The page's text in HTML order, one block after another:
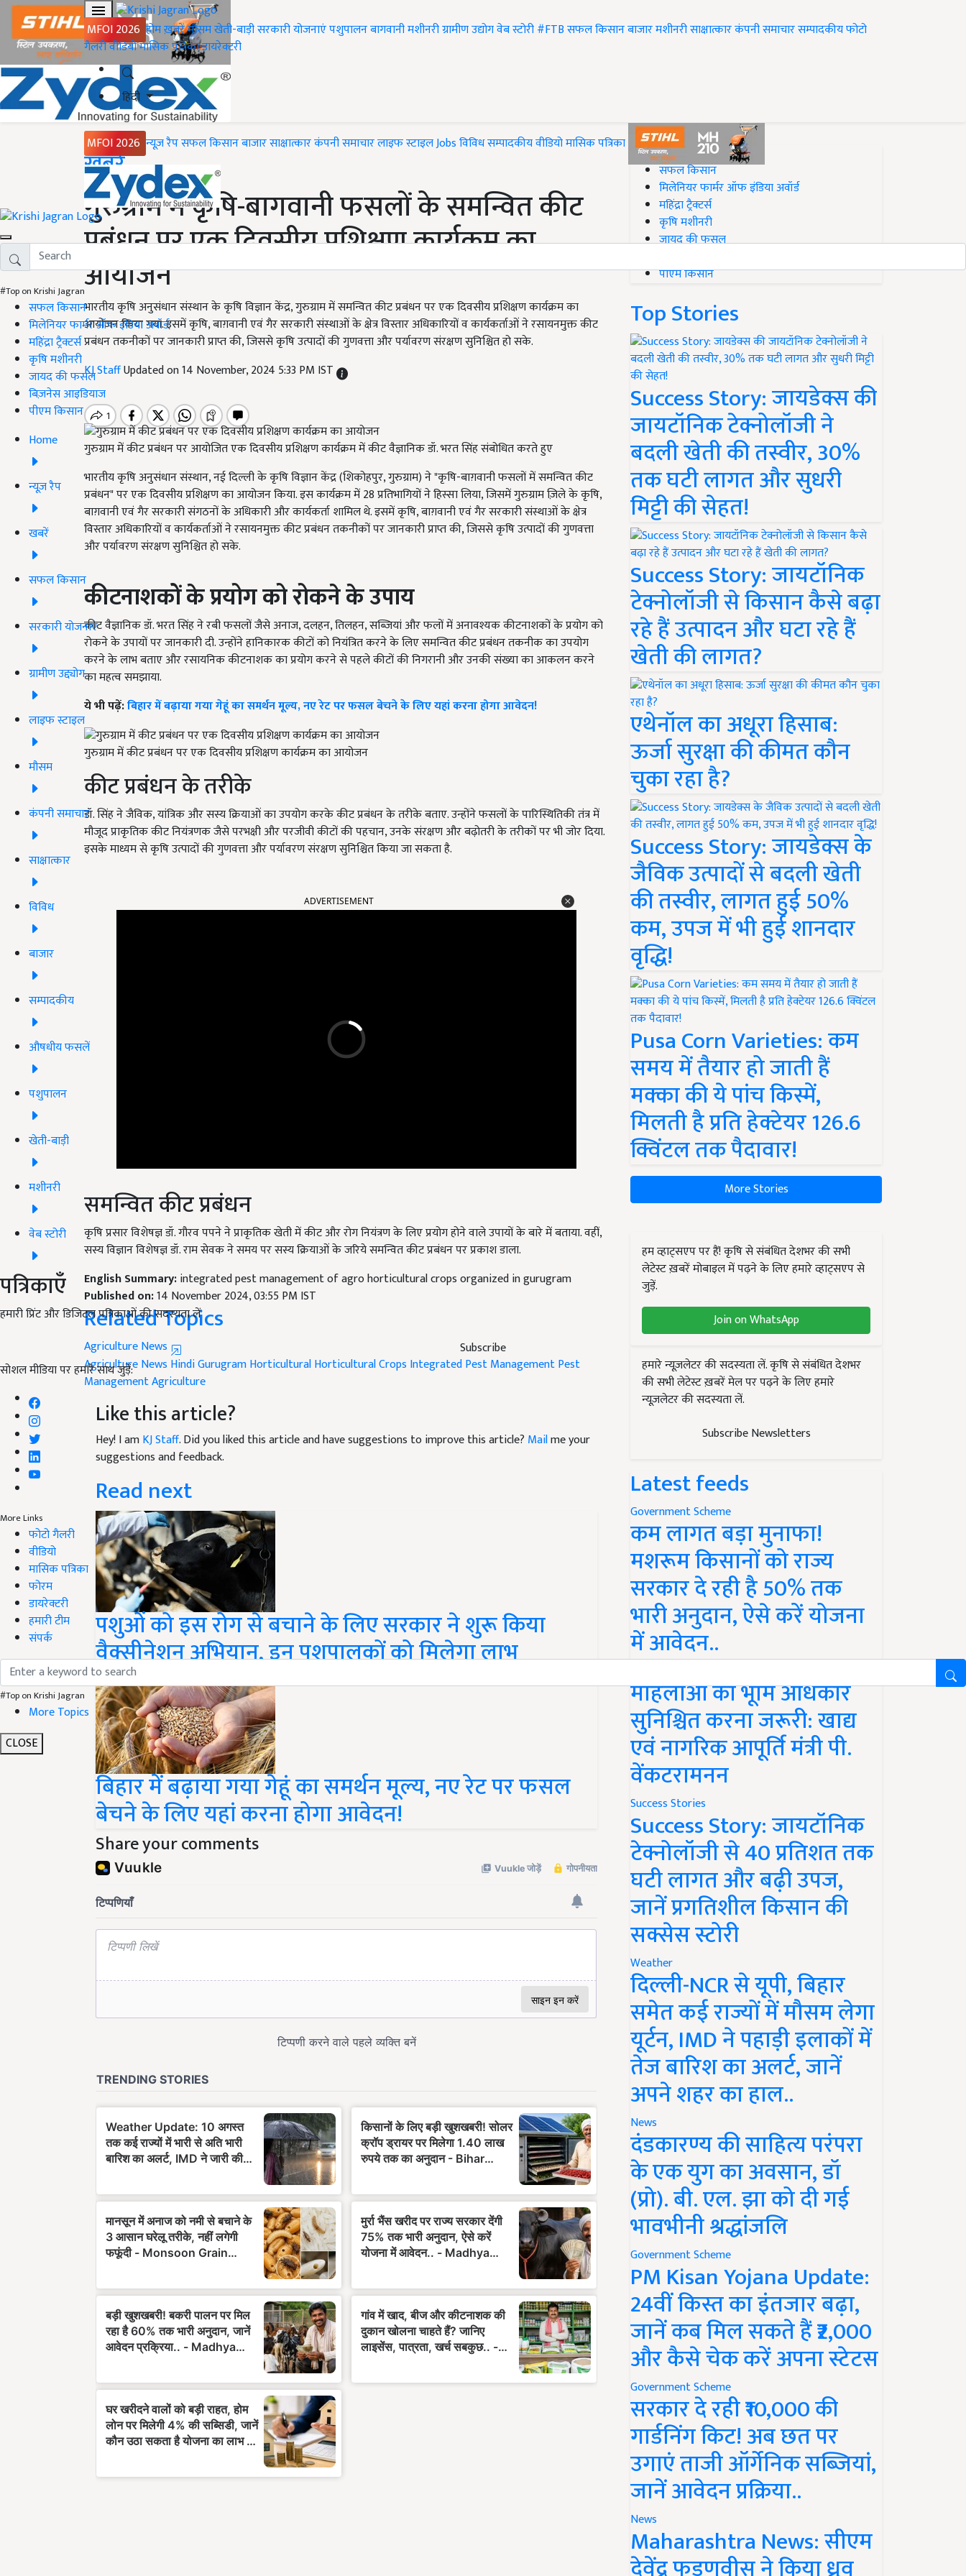
MFOI 2026 होमख़बरेंमौसमखेती-बाड़ीसरकारी योजनाएंपशुपालनबागवानीमशीनरीग्रामीण उद्योगवेब स्टोरी#FTBसफल किसानबाजारमशीनरीसाक्षात्कारकंपनी समाचारसम्पादकीयफोटो
गैलरीवीडियोमासिक पत्रिकाडायरेक्टरी
हिंदी
MFOI 2026 न्यूज़ रैपसफल किसानबाजारसाक्षात्कारकंपनी समाचारलाइफ स्टाइलJobsविविधसम्पादकीयवीडियोमासिक पत्रिका
#Top on Krishi Jagran
सफल किसान
मिलेनियर फार्मर ऑफ इंडिया अवॉर्ड
महिंद्रा ट्रैक्टर्स
कृषि मशीनरी
जायद की फसल
बिज़नेस आइडियाज
पीएम किसान
Home
न्यूज़ रैप
खबरें
सफल किसान
सरकारी योजनाएं
ग्रामीण उद्द्योग
लाइफ स्टाइल
मौसम
कंपनी समाचार
साक्षात्कार
विविध
बाजार
सम्पादकीय
औषधीय फसलें
पशुपालन
खेती-बाड़ी
मशीनरी
वेब स्टोरी
पत्रिकाएँ
हमारी प्रिंट और डिजिटल पत्रिकाओं की सदस्यता लें
Subscribe
सोशल मीडिया पर हमारे साथ जुड़ें:
More Links
फोटो गैलरी
वीडियो
मासिक पत्रिका
फोरम
डायरेक्टरी
हमारी टीम
संपर्क
#Top on Krishi Jagran
More Topics
CLOSE
Home
ख़बरें
गुरुग्राम में कृषि-बागवानी फसलों के समन्वित कीट
प्रबंधन पर एक दिवसीय प्रशिक्षण कार्यक्रम का
आयोजन
भारतीय कृषि अनुसंधान संस्थान के कृषि विज्ञान केंद्र, गुरुग्राम में समन्वित कीट प्रबंधन पर एक दिवसीय प्रशिक्षण कार्यक्रम का
आयोजन किया गया. इसमें कृषि, बाग़वानी एवं गैर सरकारी संस्थाओं के क्षेत्र विस्तार अधिकारियों व कार्यकर्ताओं ने रसायनमुक्त कीट
प्रबंधन तकनीकों पर जानकारी प्राप्त की, जिससे कृषि उत्पादों की गुणवत्ता और पर्यावरण संरक्षण सुनिश्चित हो सके.
KJ StaffUpdated on 14 November, 2024 5:33 PM IST
गुरुग्राम में कीट प्रबंधन पर आयोजित एक दिवसीय प्रशिक्षण कार्यक्रम में कीट वैज्ञानिक डॉ. भरत सिंह संबोधित करते हुए
भारतीय कृषि अनुसंधान संस्थान, नई दिल्ली के कृषि विज्ञान केंद्र (शिकोहपुर, गुरुग्राम) ने "कृषि-बाग़वानी फसलों में समन्वित कीट
प्रबंधन" पर एक दिवसीय प्रशिक्षण का आयोजन किया. इस कार्यक्रम में 28 प्रतिभागियों ने हिस्सा लिया, जिसमें गुरुग्राम ज़िले के कृषि,
बाग़वानी एवं गैर सरकारी संगठनों के अधिकारी और कार्यकर्ता शामिल थे. इसमें कृषि, बाग़वानी एवं गैर सरकारी संस्थाओं के क्षेत्र
विस्तार अधिकारियों व कार्यकर्ताओं ने रसायनमुक्त कीट प्रबंधन तकनीकों पर जानकारी प्राप्त की, जिससे कृषि उत्पादों की गुणवत्ता
और पर्यावरण संरक्षण सुनिश्चित हो सके.
कीटनाशकों के प्रयोग को रोकने के उपाय
कीट वैज्ञानिक डॉ. भरत सिंह ने रबी फसलों जैसे अनाज, दलहन, तिलहन, सब्ज़ियां और फलों में अनावश्यक कीटनाशकों के प्रयोग को
रोकने के उपायों पर जानकारी दी. उन्होंने हानिकारक कीटों को नियंत्रित करने के लिए समन्वित कीट प्रबंधन तकनीक का उपयोग
करने के लाभ बताए और रसायनिक कीटनाशक का प्रयोग करने से पहले कीटों की निगरानी और उनकी संख्या का आकलन करने
का महत्व समझाया.
ये भी पढ़ें:बिहार में बढ़ाया गया गेहूं का समर्थन मूल्य, नए रेट पर फसल बेचने के लिए यहां करना होगा आवेदन!
गुरुग्राम में कीट प्रबंधन पर एक दिवसीय प्रशिक्षण कार्यक्रम का आयोजन
कीट प्रबंधन के तरीके
डॉ. सिंह ने जैविक, यांत्रिक और सस्य क्रियाओं का उपयोग करके कीट प्रबंधन के तरीके बताए. उन्होंने फसलों के पारिस्थितिकी तंत्र में
मौजूद प्राकृतिक कीट नियंत्रणक जैसे परभक्षी और परजीवी कीटों की पहचान, उनके संरक्षण और बढ़ोतरी के तरीकों पर भी जोर दिया.
इसके माध्यम से कृषि उत्पादों की गुणवत्ता और पर्यावरण संरक्षण सुनिश्चित किया जा सकता है.
ADVERTISEMENT
समन्वित कीट प्रबंधन
कृषि प्रसार विशेषज्ञ डॉ. गौरव पपने ने प्राकृतिक खेती में कीट और रोग नियंत्रण के लिए प्रयोग होने वाले उपायों के बारे में बताया. वहीं,
सस्य विज्ञान विशेषज्ञ डॉ. राम सेवक ने समय पर सस्य क्रियाओं के जरिये समन्वित कीट प्रबंधन पर प्रकाश डाला.
English Summary:integrated pest management of agro horticultural crops organized in gurugram
Published on:14 November 2024, 03:55 PM IST
Related Topics
Agriculture News
Agriculture News HindiGurugramHorticulturalHorticultural Crops Integrated Pest ManagementPest
ManagementAgriculture
Like this article?
Hey! I amKJ Staff. Did you liked this article and have suggestions to improve this article? Mailme your
suggestions and feedback.
Read next
पशुओं को इस रोग से बचाने के लिए सरकार ने शुरू किया
वैक्सीनेशन अभियान, इन पशुपालकों को मिलेगा लाभ
बिहार में बढ़ाया गया गेहूं का समर्थन मूल्य, नए रेट पर फसल
बेचने के लिए यहां करना होगा आवेदन!
Share your comments
#Top on Krishi Jagran
सफल किसान
मिलेनियर फार्मर ऑफ इंडिया अवॉर्ड
महिंद्रा ट्रैक्टर्स
कृषि मशीनरी
जायद की फसल
पीएम किसान
Top Stories
Success Story: जायडेक्स की
जायटॉनिक टेक्नोलॉजी ने
बदली खेती की तस्वीर, 30%
तक घटी लागत और सुधरी
मिट्टी की सेहत!
Success Story: जायटॉनिक
टेक्नोलॉजी से किसान कैसे बढ़ा
रहे हैं उत्पादन और घटा रहे हैं
खेती की लागत?
एथेनॉल का अधूरा हिसाब:
ऊर्जा सुरक्षा की कीमत कौन
चुका रहा है?
Success Story: जायडेक्स के
जैविक उत्पादों से बदली खेती
की तस्वीर, लागत हुई 50%
कम, उपज में भी हुई शानदार
वृद्धि!
Pusa Corn Varieties: कम
समय में तैयार हो जाती हैं
मक्का की ये पांच किस्में,
मिलती है प्रति हेक्टेयर 126.6
क्विंटल तक पैदावार!
More Stories
हम व्हाट्सएप पर हैं! कृषि से संबंधित देशभर की सभी
लेटेस्ट ख़बरें मोबाइल में पढ़ने के लिए हमारे व्हाट्सएप से
जुड़ें.
Join on WhatsApp
हमारे न्यूज़लेटर की सदस्यता लें. कृषि से संबंधित देशभर
की सभी लेटेस्ट ख़बरें मेल पर पढ़ने के लिए हमारे
न्यूज़लेटर की सदस्यता लें.
Subscribe Newsletters
Latest feeds
Government Scheme
कम लागत बड़ा मुनाफा!
मशरूम किसानों को राज्य
सरकार दे रही है 50% तक
भारी अनुदान, ऐसे करें योजना
में आवेदन..
महिलाओं को भूमि अधिकार
सुनिश्चित करना जरूरी: खाद्य
एवं नागरिक आपूर्ति मंत्री पी.
वेंकटरामनन
Success Stories
Success Story: जायटॉनिक
टेक्नोलॉजी से 40 प्रतिशत तक
घटी लागत और बढ़ी उपज,
जानें प्रगतिशील किसान की
सक्सेस स्टोरी
Weather
दिल्ली-NCR से यूपी, बिहार
समेत कई राज्यों में मौसम लेगा
यूर्टन, IMD ने पहाड़ी इलाकों में
तेज बारिश का अलर्ट, जानें
अपने शहर का हाल..
News
दंडकारण्य की साहित्य परंपरा
के एक युग का अवसान, डॉ
(प्रो). बी. एल. झा को दी गई
भावभीनी श्रद्धांजलि
Government Scheme
PM Kisan Yojana Update:
24वीं किस्त का इंतजार बढ़ा,
जानें कब मिल सकते हैं ₹2,000
और कैसे चेक करें अपना स्टेटस
Government Scheme
सरकार दे रही ₹10,000 की
गार्डनिंग किट! अब छत पर
उगाएं ताजी ऑर्गेनिक सब्जियां,
जानें आवेदन प्रक्रिया..
News
Maharashtra News: सीएम